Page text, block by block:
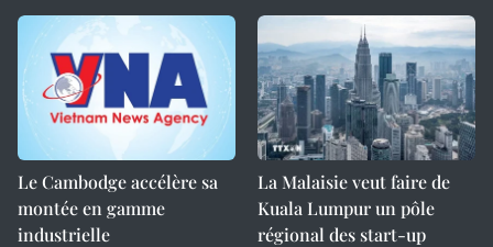
Le Cambodge accélère sa
montée en gamme
industrielle
La Malaisie veut faire de
Kuala Lumpur un pôle
régional des start-up